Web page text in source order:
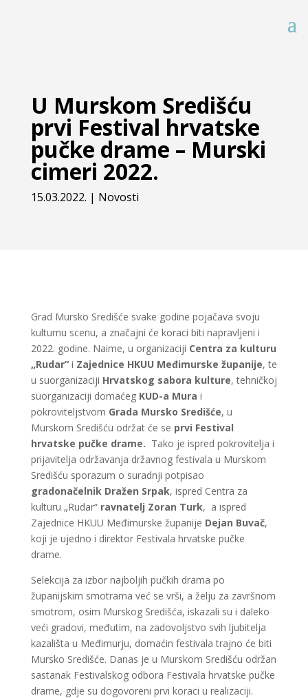
U Murskom Središću
prvi Festival hrvatske
pučke drame – Murski
cimeri 2022.
15.03.2022. | Novosti
Grad Mursko Središće svake godine pojačava svoju
kulturnu scenu, a značajni će koraci biti napravljeni i
2022. godine. Naime, u organizaciji Centra za kulturu
„Rudar“i Zajednice HKUU Međimurske županije, te
u suorganizaciji Hrvatskog sabora kulture, tehničkoj
suorganizaciji domaćeg KUD-a Mura i
pokroviteljstvom Grada Mursko Središće, u
Murskom Središću održat će se prvi Festival
hrvatske pučke drame. Tako je ispred pokrovitelja i
prijavitelja održavanja državnog festivala u Murskom
Središću sporazum o suradnji potpisao
gradonačelnik Dražen Srpak, ispred Centra za
kulturu „Rudar“ ravnatelj Zoran Turk, a ispred
Zajednice HKUU Međimurske županije Dejan Buvač,
koji je ujedno i direktor Festivala hrvatske pučke
drame.
Selekcija za izbor najboljih pučkih drama po
županijskim smotrama već se vrši, a želju za završnom
smotrom, osim Murskog Središća, iskazali su i daleko
veći gradovi, međutim, na zadovoljstvo svih ljubitelja
kazališta u Međimurju, domaćin festivala trajno će biti
Mursko Središće. Danas je u Murskom Središću održan
sastanak Festivalskog odbora Festivala hrvatske pučke
drame, gdje su dogovoreni prvi koraci u realizaciji.